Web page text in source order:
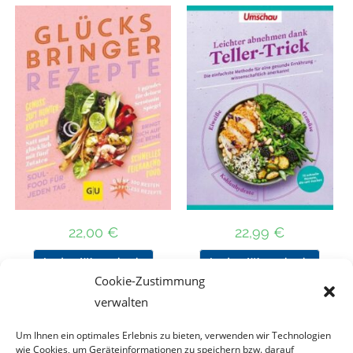
Cookie-Zustimmung
verwalten
Um Ihnen ein optimales Erlebnis zu bieten, verwenden wir Technologien
wie Cookies, um Geräteinformationen zu speichern bzw. darauf
22,00 €
In den Warenkorb
22,99 €
In den Warenkorb
Nach Preis filtern